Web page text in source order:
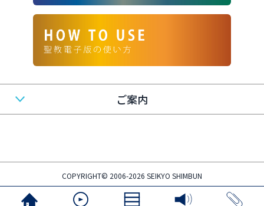
ご案内
COPYRIGHT© 2006-2026 SEIKYO SHIMBUN